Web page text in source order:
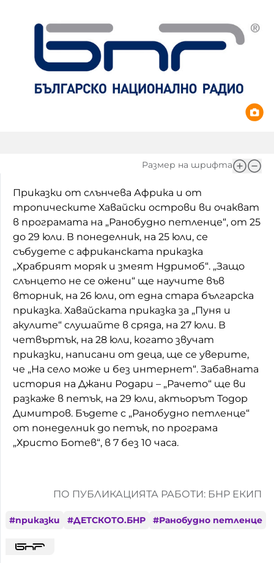
Приказки
История на изкуството
Музикална кутийка
Къщата
Златната ябълка
Непознатите думи
Като Айнщайн
Домашен любимец
Питаме Ви
До ре ми
Кои сме ние?
Размер на шрифта
Приказки от слънчева Африка и от
тропическите Хавайски острови ви очакват
в програмата на „Ранобудно петленце“, от 25
до 29 юли. В понеделник, на 25 юли, се
събудете с африканската приказка
„Храбрият моряк и змеят Ндримоб“. „Защо
слънцето не се ожени“ ще научите във
вторник, на 26 юли, от една стара българска
приказка. Хавайската приказка за „Пуня и
акулите“ слушайте в сряда, на 27 юли. В
четвъртък, на 28 юли, когато звучат
приказки, написани от деца, ще се уверите,
че „На село може и без интернет“. Забавната
история на Джани Родари – „Рачето“ ще ви
разкаже в петък, на 29 юли, актьорът Тодор
Димитров. Бъдете с „Ранобудно петленце“
от понеделник до петък, по програма
„Христо Ботев“, в 7 без 10 часа.
ПО ПУБЛИКАЦИЯТА РАБОТИ: БНР ЕКИП
#приказки #ДЕТСКОТО.БНР #Ранобудно петленце